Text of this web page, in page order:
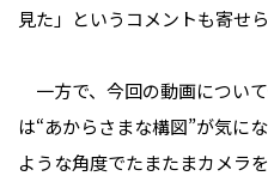
見た」というコメントも寄せら
一方で、今回の動画につい
は“あからさまな構図”が気に
ような角度でたまたまカメラ